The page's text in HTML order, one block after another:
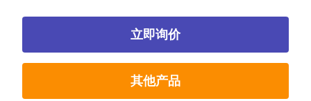
立即询价
其他产品